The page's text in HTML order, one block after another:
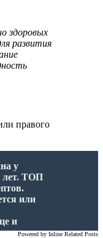
здоровых
развития
правого
у
лет. ТОП
или
и
Powered by Inline Related Posts